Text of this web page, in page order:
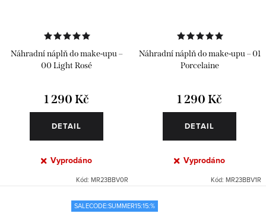
Náhradní náplň do make-upu –
00 Light Rosé
1 290 Kč
DETAIL
Vyprodáno
Kód: MR23BBV0R
Náhradní náplň do make-upu – 01
Porcelaine
1 290 Kč
DETAIL
Vyprodáno
Kód: MR23BBV1R
SALECODE:SUMMER15:15:%